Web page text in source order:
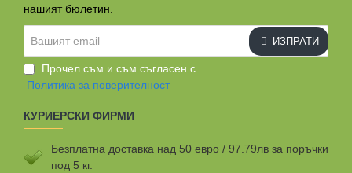
нашият бюлетин.
email
ИЗПРАТИ
Прочел съм и съм съгласен с
Политика за поверителност
КУРИЕРСКИ ФИРМИ
Безплатна доставка над 50 евро / 97.79лв за поръчки
под 5 кг.